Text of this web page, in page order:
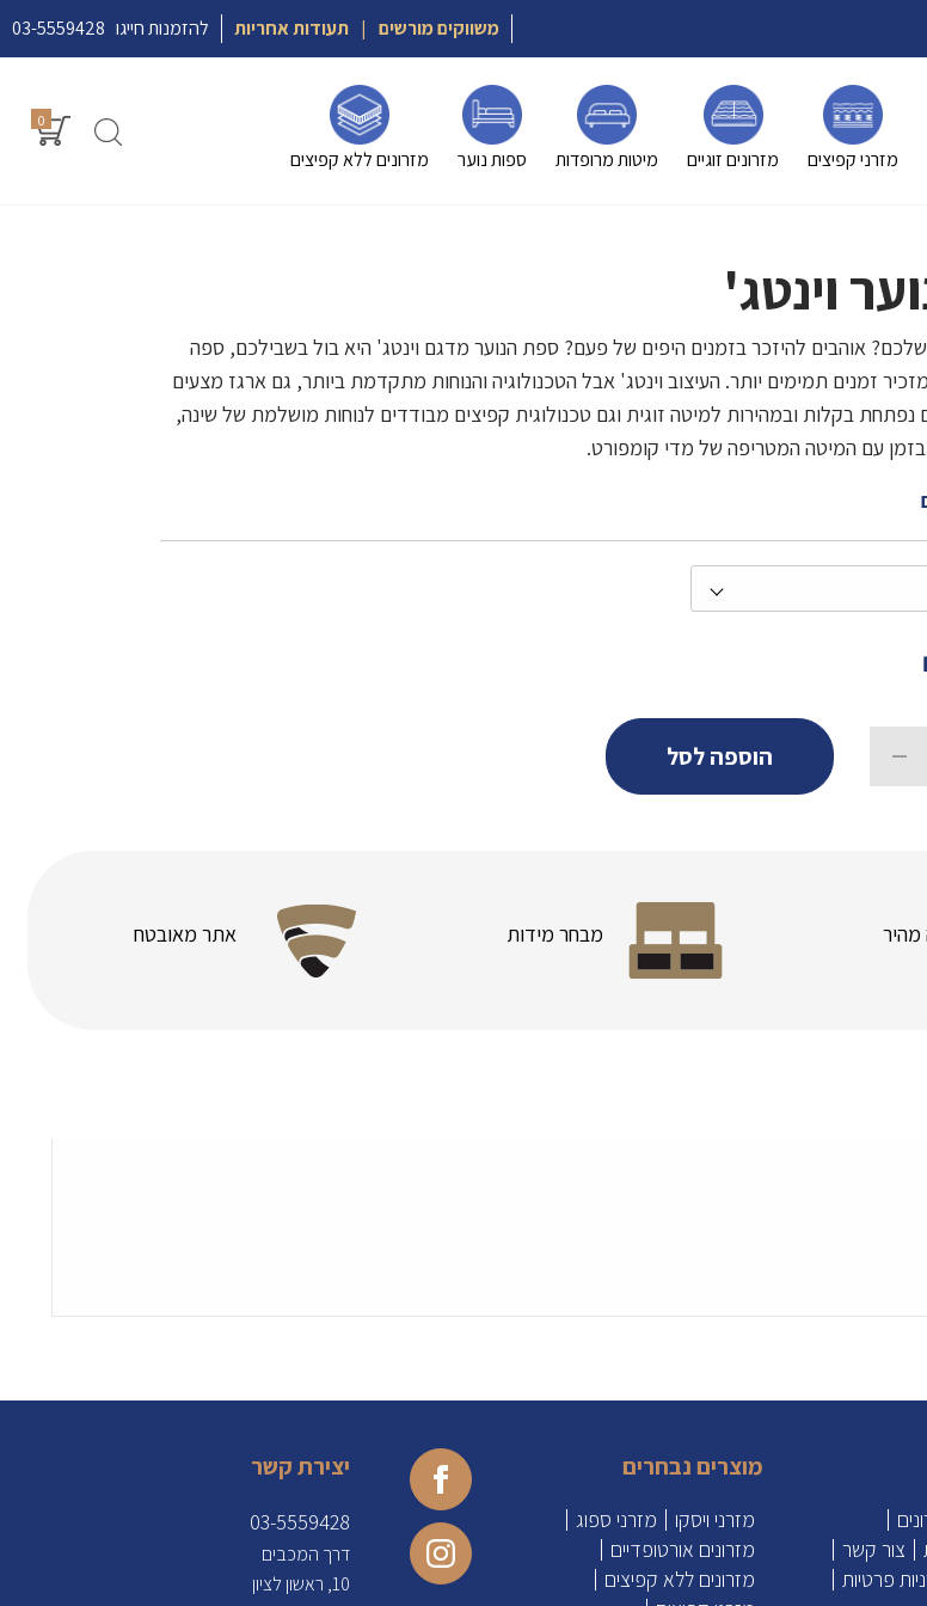
משווקים מורשים | תעודות אחריות להזמנות חייגו 03-5559428
מזרני קפיצים מזרונים זוגיים מיטות מרופדות ספות נוער מזרונים ללא קפיצים
0
וינטג'
אוהבים להיזכר בזמנים היפים של פעם? ספת הנוער מדגם וינטג' היא בול בשבילכם, ספה
זמנים תמימים יותר. העיצוב וינטג' אבל הטכנולוגיה והנוחות מתקדמת ביותר, גם ארגז מצעים
בקלות ובמהירות למיטה זוגית וגם טכנולוגית קפיצים מבודדים לנוחות מושלמת של שינה,
עם המיטה המטריפה של מדי קומפורט.
הוספה לסל
מבחר מידות אתר מאובטח
צור קשר
פרטיות
מוצרים נבחרים
מזרני ויסקו
מזרני ספוג
מזרונים אורטופדיים
מזרונים ללא קפיצים
יצירת קשר
03-5559428
דרך המכבים
10, ראשון לציון